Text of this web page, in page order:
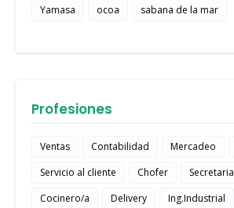
Yamasa
ocoa sabana de la mar
Profesiones
Ventas Contabilidad Mercadeo
Servicio al cliente
Chofer Secretaria
Cocinero/a
Delivery
Ing.Industrial